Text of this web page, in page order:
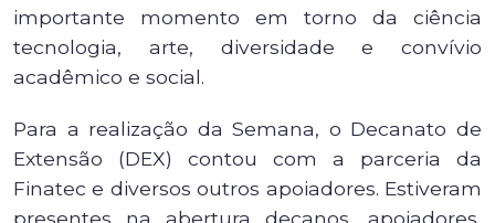
importante momento em torno da ciência
tecnologia, arte, diversidade e convívio
acadêmico e social.
Para a realização da Semana, o Decanato de
Extensão (DEX) contou com a parceria da
Finatec e diversos outros apoiadores. Estiveram
presentes na abertura decanos, apoiadores,